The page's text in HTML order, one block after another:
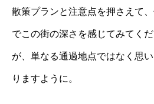
散策プランと注意点を押さえて
でこの街の深さを感じてみてく
が、単なる通過地点ではなく思
りますように。